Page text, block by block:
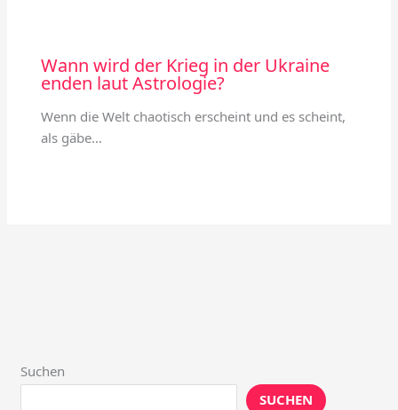
Wann wird der Krieg in der Ukraine
enden laut Astrologie?
Wenn die Welt chaotisch erscheint und es scheint,
als gäbe…
Suchen
SUCHEN